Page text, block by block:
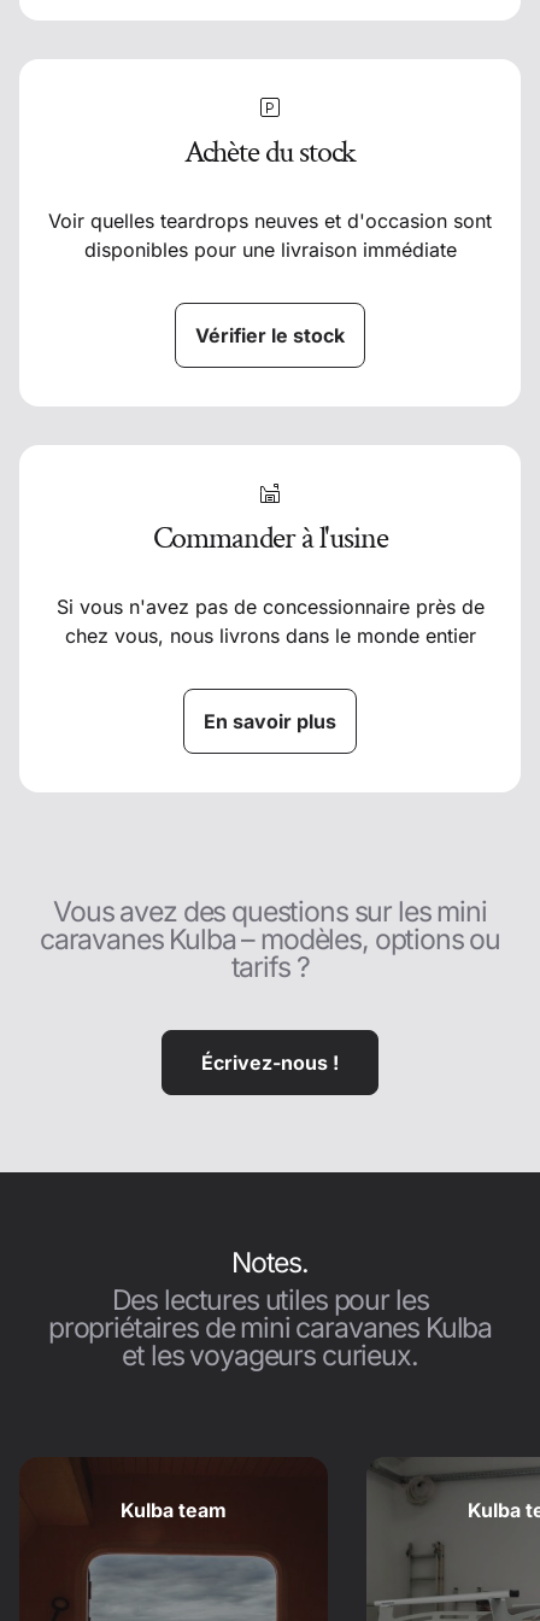
Achète du stock
Voir quelles teardrops neuves et d'occasion sont
disponibles pour une livraison immédiate
Vérifier le stock
Commander à l'usine
Si vous n'avez pas de concessionnaire près de
chez vous, nous livrons dans le monde entier
En savoir plus
Vous avez des questions sur les mini
caravanes Kulba – modèles, options ou
tarifs ?
Écrivez-nous !
Notes.
Des lectures utiles pour les
propriétaires de mini caravanes Kulba
et les voyageurs curieux.
Kulba team Kulba